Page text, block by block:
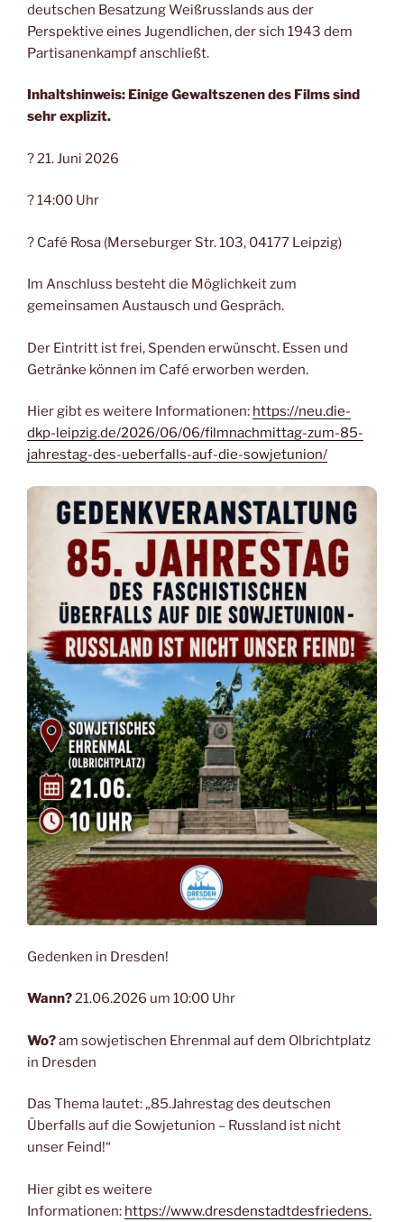
deutschen Besatzung Weißrusslands aus der
Perspektive eines Jugendlichen, der sich 1943 dem
Partisanenkampf anschließt.
Inhaltshinweis: Einige Gewaltszenen des Films sind
sehr explizit.
? 21. Juni 2026
? 14:00 Uhr
? Café Rosa (Merseburger Str. 103, 04177 Leipzig)
Im Anschluss besteht die Möglichkeit zum
gemeinsamen Austausch und Gespräch.
Der Eintritt ist frei, Spenden erwünscht. Essen und
Getränke können im Café erworben werden.
Hier gibt es weitere Informationen: https://neu.die-
dkp-leipzig.de/2026/06/06/filmnachmittag-zum-85-
jahrestag-des-ueberfalls-auf-die-sowjetunion/
Gedenken in Dresden!
Wann?21.06.2026 um 10:00 Uhr
Wo?am sowjetischen Ehrenmal auf dem Olbrichtplatz
in Dresden
Das Thema lautet: „85.Jahrestag des deutschen
Überfalls auf die Sowjetunion – Russland ist nicht
unser Feind!“
Hier gibt es weitere
Informationen: https://www.dresdenstadtdesfriedens.